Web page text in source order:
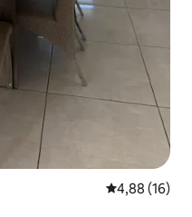
Évaluation
4,88 (16)